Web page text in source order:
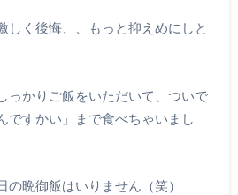
しく後悔、、もっと抑えめにしと
っかりご飯をいただいて、ついで
ですかい」まで食べちゃいまし
の晩御飯はいりません（笑）